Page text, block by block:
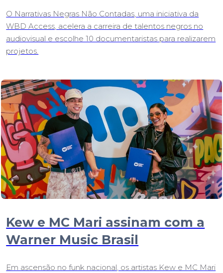
O Narrativas Negras Não Contadas, uma iniciativa da
WBD Access, acelera a carreira de talentos negros no
audiovisual e escolhe 10 documentaristas para realizarem
projetos.
Kew e MC Mari assinam com a
Warner Music Brasil
Em ascensão no funk nacional, os artistas Kew e MC Mari